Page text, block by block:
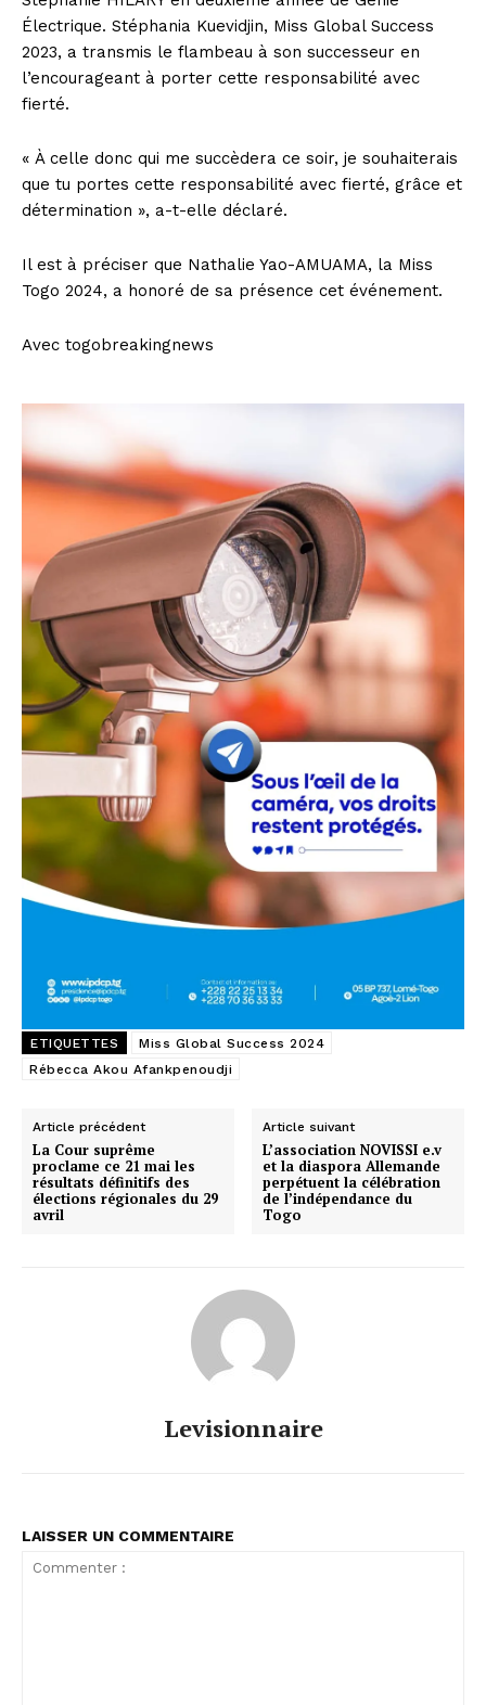
Électrique. Stéphania Kuevidjin, Miss Global Success
2023, a transmis le flambeau à son successeur en
l’encourageant à porter cette responsabilité avec
fierté.
« À celle donc qui me succèdera ce soir, je souhaiterais
que tu portes cette responsabilité avec fierté, grâce et
détermination », a-t-elle déclaré.
Il est à préciser que Nathalie Yao-AMUAMA, la Miss
Togo 2024, a honoré de sa présence cet événement.
Avec togobreakingnews
ETIQUETTES
Miss Global Success 2024
Rébecca Akou Afankpenoudji
Article précédent
La Cour suprême
proclame ce 21 mai les
résultats définitifs des
élections régionales du 29
avril
Article suivant
L’association NOVISSI e.v
et la diaspora Allemande
perpétuent la célébration
de l’indépendance du
Togo
Levisionnaire
LAISSER UN COMMENTAIRE